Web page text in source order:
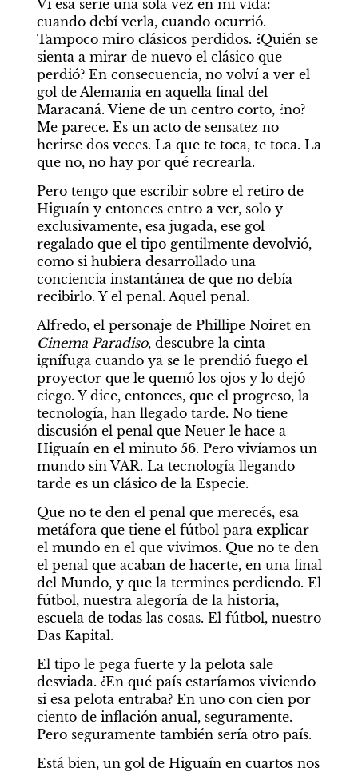
Vi esa serie una sola vez en mi vida:
cuando debí verla, cuando ocurrió.
Tampoco miro clásicos perdidos. ¿Quién se
sienta a mirar de nuevo el clásico que
perdió? En consecuencia, no volví a ver el
gol de Alemania en aquella final del
Maracaná. Viene de un centro corto, ¿no?
Me parece. Es un acto de sensatez no
herirse dos veces. La que te toca, te toca. La
que no, no hay por qué recrearla.
Pero tengo que escribir sobre el retiro de
Higuaín y entonces entro a ver, solo y
exclusivamente, esa jugada, ese gol
regalado que el tipo gentilmente devolvió,
como si hubiera desarrollado una
conciencia instantánea de que no debía
recibirlo. Y el penal. Aquel penal.
Alfredo, el personaje de Phillipe Noiret en
Cinema Paradiso, descubre la cinta
ignífuga cuando ya se le prendió fuego el
proyector que le quemó los ojos y lo dejó
ciego. Y dice, entonces, que el progreso, la
tecnología, han llegado tarde. No tiene
discusión el penal que Neuer le hace a
Higuaín en el minuto 56. Pero vivíamos un
mundo sin VAR. La tecnología llegando
tarde es un clásico de la Especie.
Que no te den el penal que merecés, esa
metáfora que tiene el fútbol para explicar
el mundo en el que vivimos. Que no te den
el penal que acaban de hacerte, en una final
del Mundo, y que la termines perdiendo. El
fútbol, nuestra alegoría de la historia,
escuela de todas las cosas. El fútbol, nuestro
Das Kapital.
El tipo le pega fuerte y la pelota sale
desviada. ¿En qué país estaríamos viviendo
si esa pelota entraba? En uno con cien por
ciento de inflación anual, seguramente.
Pero seguramente también sería otro país.
Está bien, un gol de Higuaín en cuartos nos